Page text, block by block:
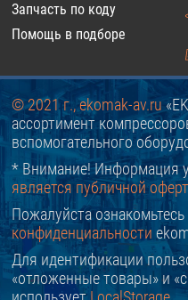
Запчасть по коду
Помощь в подборе
© 2021 г., ekomak-av.ru
ассортимент
вспомогательного
* Внимание! Информация
является публичной
Пожалуйста ознакомьтесь
конфиденциальности
Для идентификации
«отложенные товары» и